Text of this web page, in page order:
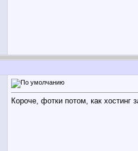
Короче, фотки потом, как хостинг